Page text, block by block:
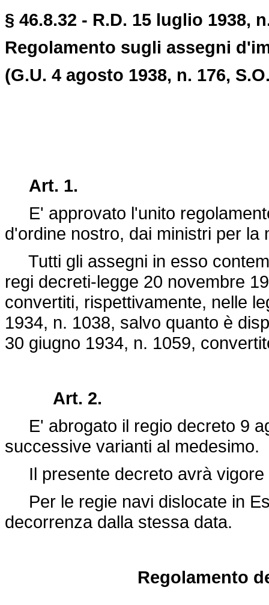
§ 46.8.32 - R.D. 15 luglio 1938,
Regolamento sugli assegni
(G.U. 4 agosto 1938, n. 176,
Art. 1.
E' approvato l'unito
d'ordine nostro, dai ministri per la
Tutti gli assegni in esso
regi decreti-legge 20 novembre
convertiti, rispettivamente, nelle
1934, n. 1038, salvo quanto è
30 giugno 1934, n. 1059,
Art. 2.
E' abrogato il regio decreto 9
successive varianti al medesimo.
Il presente decreto avrà vigore
Per le regie navi dislocate in
decorrenza dalla stessa data.
Regolamento